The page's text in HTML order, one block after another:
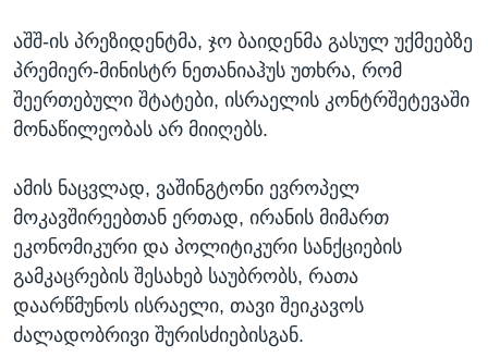
აშშ-ის პრეზიდენტმა, ჯო ბაიდენმა გასულ უქმეებზე
პრემიერ-მინისტრ ნეთანიაჰუს უთხრა, რომ
შეერთებული შტატები, ისრაელის კონტრშეტევაში
მონაწილეობას არ მიიღებს.
ამის ნაცვლად, ვაშინგტონი ევროპელ
მოკავშირეებთან ერთად, ირანის მიმართ
ეკონომიკური და პოლიტიკური სანქციების
გამკაცრების შესახებ საუბრობს, რათა
დაარწმუნოს ისრაელი, თავი შეიკავოს
ძალადობრივი შურისძიებისგან.